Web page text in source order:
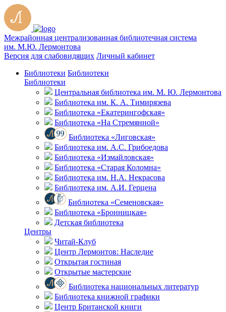
Межрайонная централизованная библиотечная система
им. М.Ю. Лермонтова
Версия для слабовидящих Личный кабинет
Библиотеки Библиотеки
Библиотеки
Центральная библиотека им. М. Ю. Лермонтова
Библиотека им. К. А. Тимирязева
Библиотека «Екатерингофская»
Библиотека «На Стремянной»
Библиотека «Лиговская»
Библиотека им. А.С. Грибоедова
Библиотека «Измайловская»
Библиотека «Старая Коломна»
Библиотека им. Н.А. Некрасова
Библиотека им. А.И. Герцена
Библиотека «Семеновская»
Библиотека «Бронницкая»
Детская библиотека
Центры
Читай-Клуб
Центр Лермонтов: Наследие
Открытая гостиная
Открытые мастерские
Библиотека национальных литератур
Библиотека книжной графики
Центр Британской книги